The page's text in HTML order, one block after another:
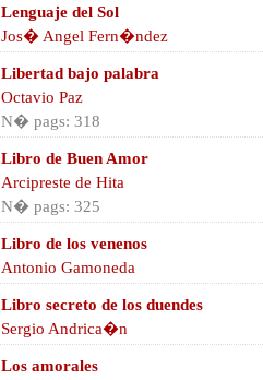
Lenguaje del Sol
Jos� Angel Fern�ndez
Libertad bajo palabra
Octavio Paz
N� pags: 318
Libro de Buen Amor
Arcipreste de Hita
N� pags: 325
Libro de los venenos
Antonio Gamoneda
Libro secreto de los duendes
Sergio Andrica�n
Los amorales